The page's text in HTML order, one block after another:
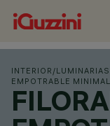
INTERIOR /
EMPOTRABLE